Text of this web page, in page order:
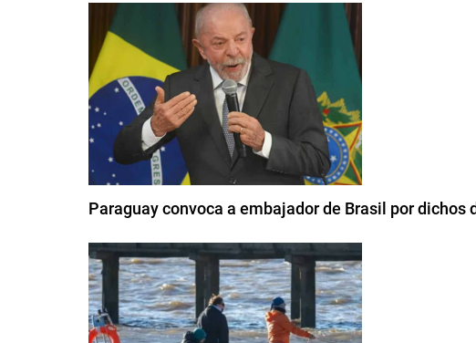
Paraguay convoca a embajador de Brasil por dichos